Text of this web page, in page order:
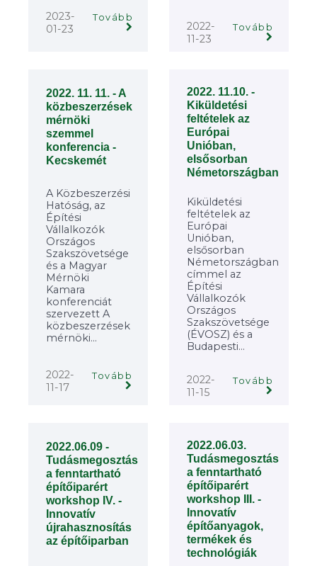
2023-
01-23
Tovább
2022-
11-23
Tovább
2022. 11. 11. - A
közbeszerzések
mérnöki
szemmel
konferencia -
Kecskemét
A Közbeszerzési
Hatóság, az
Építési
Vállalkozók
Országos
Szakszövetsége
és a Magyar
Mérnöki
Kamara
konferenciát
szervezett A
közbeszerzések
mérnöki...
2022-
11-17
Tovább
2022. 11.10. -
Kiküldetési
feltételek az
Európai
Unióban,
elsősorban
Németországban
Kiküldetési
feltételek az
Európai
Unióban,
elsősorban
Németországban
címmel az
Építési
Vállalkozók
Országos
Szakszövetsége
(ÉVOSZ) és a
Budapesti...
2022-
11-15
Tovább
2022.06.09 -
Tudásmegosztás
a fenntartható
építőiparért
workshop IV. -
Innovatív
újrahasznosítás
az építőiparban
2022.06.03.
Tudásmegosztás
a fenntartható
építőiparért
workshop III. -
Innovatív
építőanyagok,
termékek és
technológiák